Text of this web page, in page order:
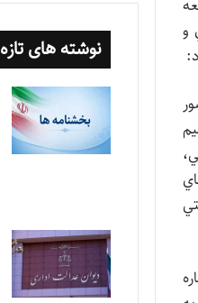
توسعه
و
نوشته های تازه